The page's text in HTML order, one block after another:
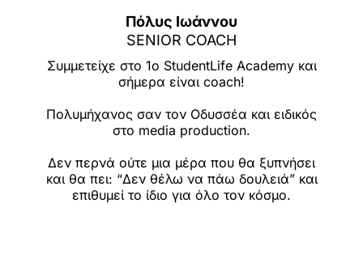
Πόλυς Ιωάννου
SENIOR COACH
Συμμετείχε στο 1ο StudentLife Academy και
σήμερα είναι coach!
Πολυμήχανος σαν τον Οδυσσέα και ειδικός
στο media production.
Δεν περνά ούτε μια μέρα που θα ξυπνήσει
και θα πει: “Δεν θέλω να πάω δουλειά” και
επιθυμεί το ίδιο για όλο τον κόσμο.